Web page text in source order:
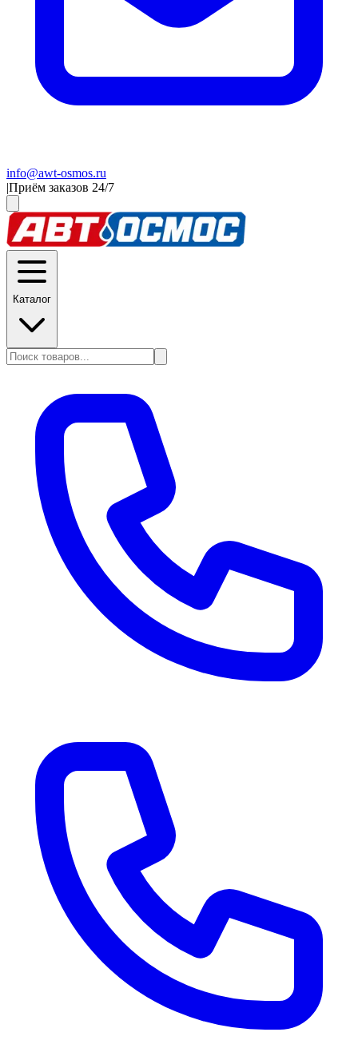
info@awt-osmos.ru
|Приём заказов 24/7
Каталог